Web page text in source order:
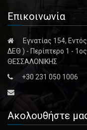
Επικοινωνία
Εγνατίας 154,
ΔΕΘ ) - Περίπτερο 1 -
ΘΕΣΣΑΛΟΝΙΚΗΣ
+30 231 050 1006
Ακολουθήστε